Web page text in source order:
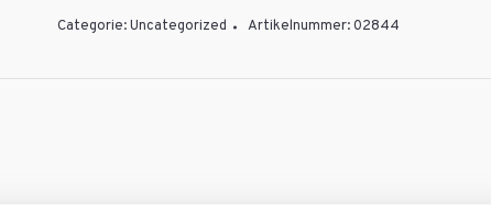
Categorie:Uncategorized Artikelnummer:02844